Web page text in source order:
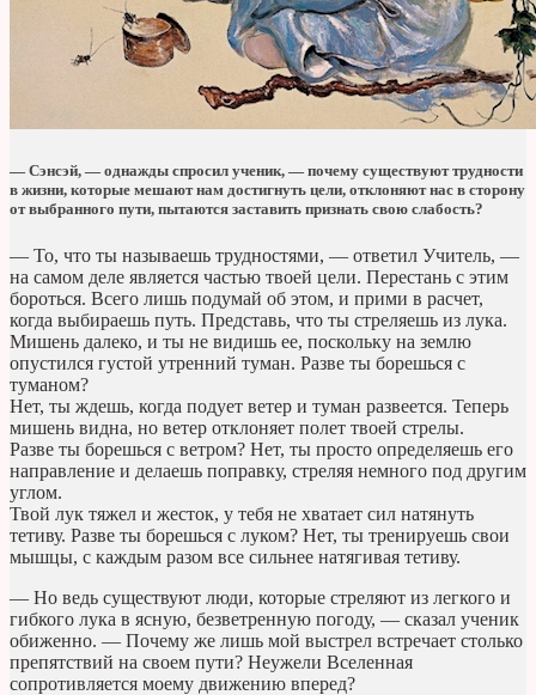
— Cэнсэй, — однажды спросил ученик, — почему существуют трудности
в жизни, которые мешают нам достигнуть цели, отклоняют нас в сторону
от выбранного пути, пытаются заставить признать свою слабость?
— То, что ты называешь трудностями, — ответил Учитель, —
на самом деле является частью твоей цели. Перестань с этим
бороться. Всего лишь подумай об этом, и прими в расчет,
когда выбираешь путь. Представь, что ты стреляешь из лука.
Мишень далеко, и ты не видишь ее, поскольку на землю
опустился густой утренний туман. Разве ты борешься с
туманом?
Нет, ты ждешь, когда подует ветер и туман развеется. Теперь
мишень видна, но ветер отклоняет полет твоей стрелы.
Разве ты борешься с ветром? Нет, ты просто определяешь его
направление и делаешь поправку, стреляя немного под другим
углом.
Твой лук тяжел и жесток, у тебя не хватает сил натянуть
тетиву. Разве ты борешься с луком? Нет, ты тренируешь свои
мышцы, с каждым разом все сильнее натягивая тетиву.
— Но ведь существуют люди, которые стреляют из легкого и
гибкого лука в ясную, безветренную погоду, — сказал ученик
обиженно. — Почему же лишь мой выстрел встречает столько
препятствий на своем пути? Неужели Вселенная
сопротивляется моему движению вперед?